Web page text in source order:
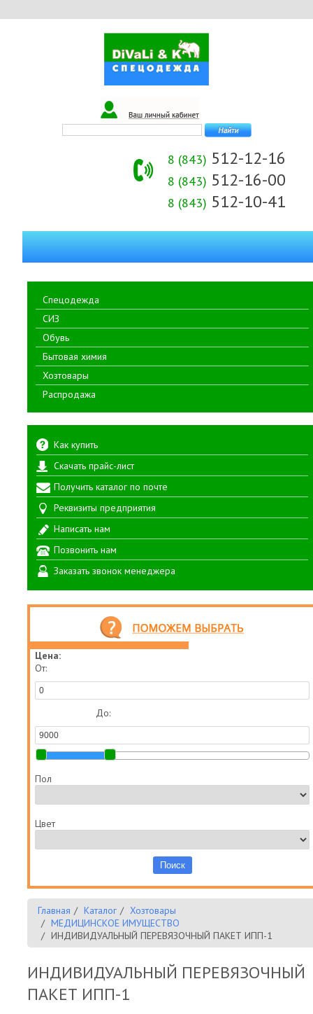
8 (843) 512-12-16
8 (843) 512-16-00
8 (843) 512-10-41
Спецодежда
СИЗ
Обувь
Бытовая химия
Хозтовары
Распродажа
Как купить
Скачать прайс-лист
Получить каталог по почте
Реквизиты предприятия
Написать нам
Позвонить нам
Заказать звонок менеджера
Цена:
От:
До:
Пол
Цвет
Главная Каталог
Хозтовары
МЕДИЦИНСКОЕ ИМУЩЕСТВО
ИНДИВИДУАЛЬНЫЙ ПЕРЕВЯЗОЧНЫЙ ПАКЕТ ИПП-1
ИНДИВИДУАЛЬНЫЙ ПЕРЕВЯЗОЧНЫЙ
ПАКЕТ ИПП-1